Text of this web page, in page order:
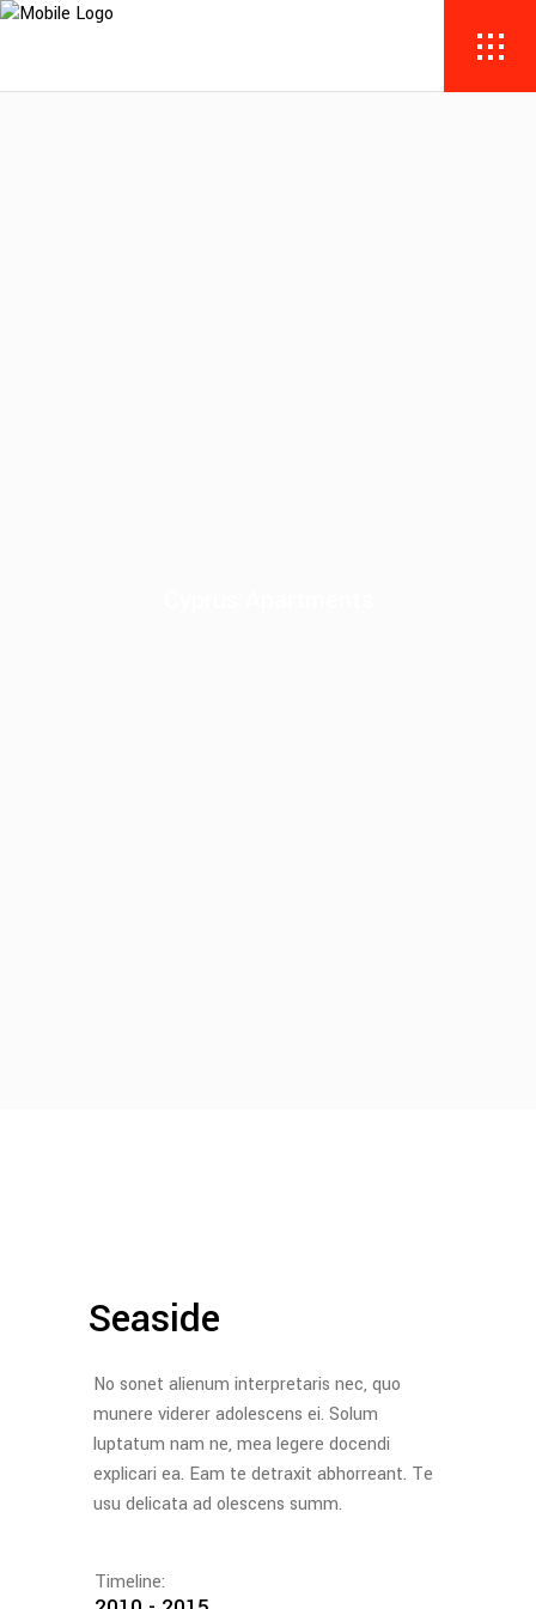
Seaside
No sonet alienum interpretaris nec, quo
munere viderer adolescens ei. Solum
luptatum nam ne, mea legere docendi
explicari ea. Eam te detraxit abhorreant. Te
usu delicata ad olescens summ.
Timeline: